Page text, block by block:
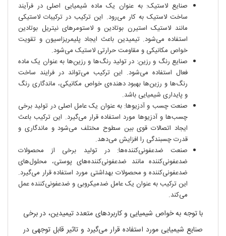
صنایع لاستیک: به عنوان یک ماده شیمیایی اصلی در فرآیند
ساخت لاستیک به کار می‌رود. این ترکیب در ترکیبات لاستیکی
مانند لاستیک استیرن بوتادین و لاستومرهای نیتریل بوتادین
استفاده می‌شود. تیمیدین باعث ایجاد پلیمریزاسیون و تقویت
خواص مکانیکی و مقاومت حرارتی لاستیک می‌شود.
صنایع رنگ و رزین: در تولید رنگ‌ها و رزین‌ها به عنوان یک ماده
فعال استفاده می‌شود. این ترکیب می‌تواند در فرایند ساخت
رنگ‌ها و رزین‌ها بهبود دهنده‌ی خواص مکانیکی، ماندگاری رنگ
و پایداری شیمیایی باشد.
صنعت چسب و آدزیوها: به عنوان یک عامل اصلی در تولید برخی
چسب‌ها و آدزیوها مورد استفاده قرار می‌گیرد. این ترکیب باعث
ایجاد اتصالات قوی بین سطوح مختلف می‌شود و ماندگاری و
قدرت چسبندگی را افزایش می‌دهد.
صنعت ضدعفونی‌کننده‌ها: در تولید برخی از محصولات
ضدعفونی‌کننده مانند ضدعفونی‌کننده‌های پوستی، محلول‌های
ضدعفونی‌کننده و محصولات بهداشتی مورد استفاده قرار می‌گیرد.
این ترکیب به عنوان یک عامل ضدمیکروبی و ضدعفونی‌کننده عمل
می‌کند.
با توجه به خواص شیمیایی و کاربردهای متعدد تیمیدین، در برخی
صنایع شیمیایی مورد استفاده قرار می‌گیرد و تاثیر قابل توجهی در